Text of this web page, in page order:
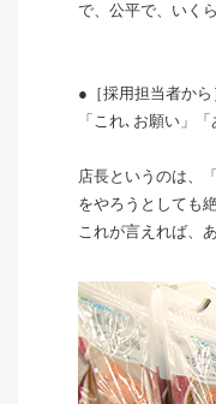
で、公平で、いく
●［採用担当者から
「これ､お願い」
店長というのは、
をやろうとしても
これが言えれば、